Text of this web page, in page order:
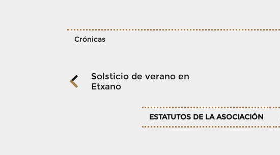
Crónicas
Navegación
Solsticio de verano en
Etxano
ESTATUTOS DE LA ASOCIACIÓN